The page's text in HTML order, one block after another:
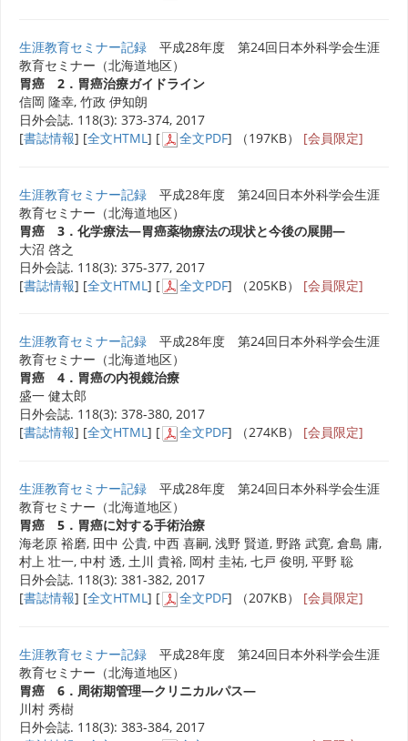
生涯教育セミナー記録 平成28年度 第24回日本外科学会生涯
教育セミナー（北海道地区）
胃癌 2．胃癌治療ガイドライン
信岡 隆幸, 竹政 伊知朗
日外会誌. 118(3): 373-374, 2017
[書誌情報] [全文HTML ] [ 全文PDF] （197KB） [会員限定]
生涯教育セミナー記録 平成28年度 第24回日本外科学会生涯
教育セミナー（北海道地区）
胃癌 3．化学療法―胃癌薬物療法の現状と今後の展開―
大沼 啓之
日外会誌. 118(3): 375-377, 2017
[書誌情報] [全文HTML ] [ 全文PDF] （205KB） [会員限定]
生涯教育セミナー記録 平成28年度 第24回日本外科学会生涯
教育セミナー（北海道地区）
胃癌 4．胃癌の内視鏡治療
盛一 健太郎
日外会誌. 118(3): 378-380, 2017
[書誌情報] [全文HTML] [ 全文PDF] （274KB） [会員限定]
生涯教育セミナー記録 平成28年度 第24回日本外科学会生涯
教育セミナー（北海道地区）
胃癌 5．胃癌に対する手術治療
海老原 裕磨, 田中 公貴, 中西 喜嗣, 浅野 賢道, 野路 武寛, 倉島 庸,
村上 壮一, 中村 透, 土川 貴裕, 岡村 圭祐, 七戸 俊明, 平野 聡
日外会誌. 118(3): 381-382, 2017
[書誌情報] [全文HTML] [ 全文PDF] （207KB） [会員限定]
生涯教育セミナー記録 平成28年度 第24回日本外科学会生涯
教育セミナー（北海道地区）
胃癌 6．周術期管理―クリニカルパス―
川村 秀樹
日外会誌. 118(3): 383-384, 2017